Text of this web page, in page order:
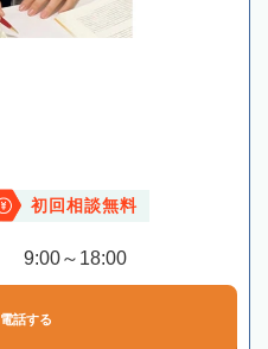
初回相談無料
9:00～18:00
電話する